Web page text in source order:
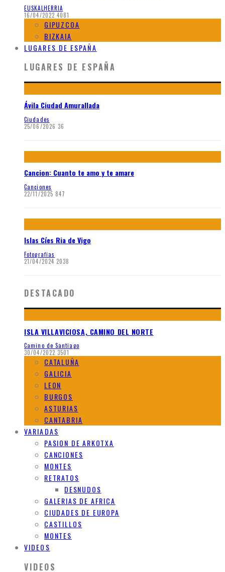
EUSKALHERRIA
16/04/2022 4081
GIPUZCOA
BIZKAIA
LUGARES DE ESPAÑA
LUGARES DE ESPAÑA
Ávila Ciudad Amurallada
Ciudades
25/06/2026 36
Cancion: Cuanto te amo y te amare
Canciones
22/11/2025 847
Islas Cíes Ria de Vigo
Fotografias
21/04/2024 2038
DESTACADO
ISLA VILLAVICIOSA, CAMINO DEL NORTE
Camino de Santiago
30/04/2022 3501
CATALUÑA
GALICIA
LEON
BURGOS
ASTURIAS
CANTABRIA
VARIADAS
PASION DE ARKOTXA
CANCIONES
MONTES
RETRATOS
DESNUDOS
GALERIAS DE AFRICA
CIUDADES DE EUROPA
CASTILLOS
MONTES
VIDEOS
VIDEOS